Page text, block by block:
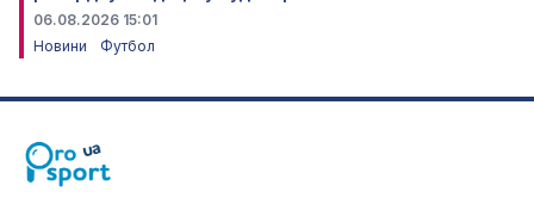
06.08.2026 15:01
Новини
Футбол